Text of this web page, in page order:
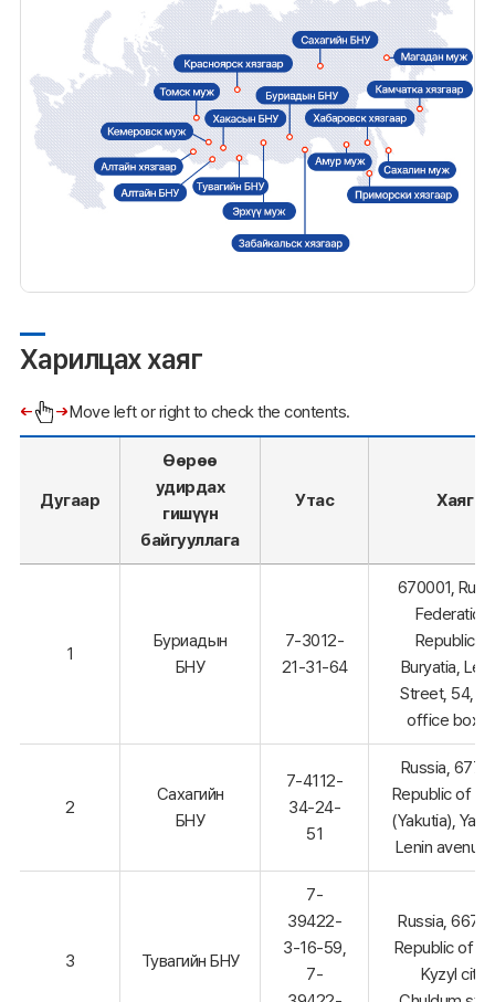
Харилцах хаяг
Move left or right to check the contents.
Дугаар
Өөрөө
удирдах
гишүүн
байгууллага
Утас Хаяг
1
Буриадын
БНУ
7-3012-
21-31-64
670001,
Federation,
Republic of
Buryatia,
Street, 54,
office box
2
Сахагийн
БНУ
7-4112-
34-24-
51
Russia,
Republic of
(Yakutia),
Lenin
3 Тувагийн БНУ
7-
39422-
3-16-59,
7-
Russia,
Republic of
Kyzyl city,